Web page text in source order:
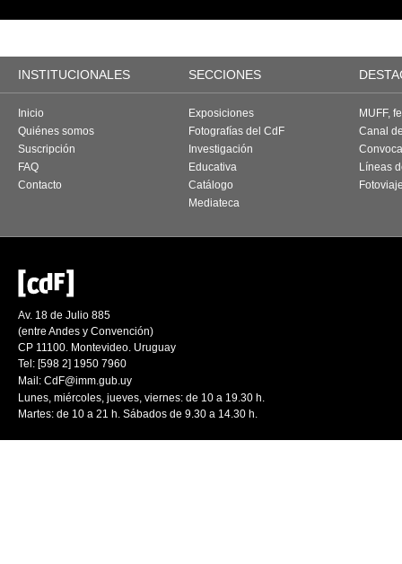
INSTITUCIONALES SECCIONES
Inicio
Quiénes somos
Suscripción
FAQ
Contacto
Exposiciones
Fotografías del CdF
Investigación
Educativa
Catálogo
Mediateca
MUFF,
Canal
Líneas
Av. 18 de Julio 885
(entre Andes y Convención)
CP 11100. Montevideo. Uruguay
Tel: [598 2] 1950 7960
Mail: CdF@imm.gub.uy
Lunes, miércoles, jueves, viernes: de 10 a 19.30 h.
Martes: de 10 a 21 h. Sábados de 9.30 a 14.30 h.